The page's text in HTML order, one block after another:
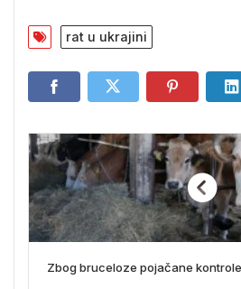
rat u ukrajini
Zbog bruceloze pojačane